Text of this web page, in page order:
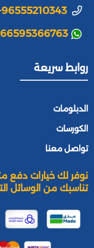
روابط سريعة
الدبلومات
الكورسات
تواصل معنا
نوفر لك خيارات دفع
تناسبك من الوسائل